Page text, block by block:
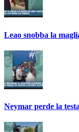
Leao snobba la
Neymar perde la testa